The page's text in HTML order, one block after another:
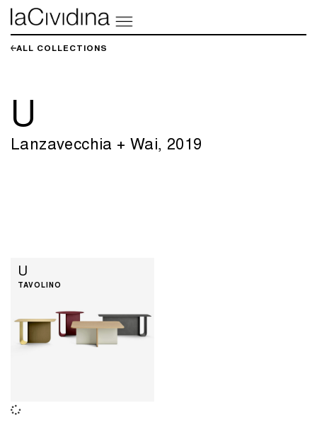
ALL COLLECTIONS​​
U
Lanzavecchia + Wai, 2019
U
TAVOLINO